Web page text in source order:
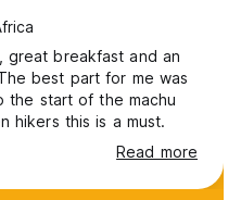
great breakfast and an
best part for me was
the start of the machu
hikers this is a must.
Read more